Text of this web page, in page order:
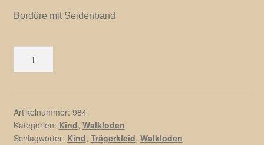
Bordüre mit Seidenband
Artikelnummer: 984
Kategorien: Kind, Walkloden
Schlagwörter: Kind, Trägerkleid, Walkloden